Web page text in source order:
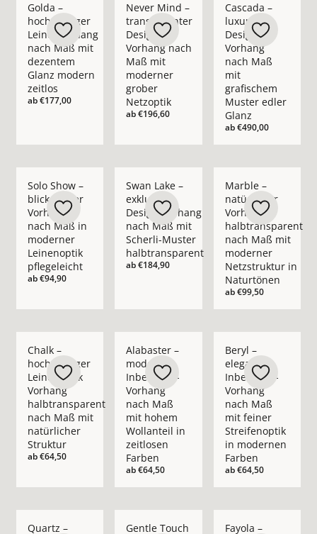
Golda –
hochwertiger
Leinenvorhang
nach Maß mit
dezentem
Glanz modern
zeitlos
ab€177,00
Never Mind –
transparenter
Design-
Vorhang nach
Maß mit
moderner
grober
Netzoptik
ab€196,60
Cascada –
luxuriöser
Design-
Vorhang
nach Maß
mit
grafischem
Muster edler
Glanz
ab€490,00
Solo Show –
blickdichter
Vorhang
nach Maß in
moderner
Leinenoptik
pflegeleicht
ab€94,90
Swan Lake –
exklusiver
Design-Vorhang
nach Maß mit
Scherli-Muster
halbtransparent
ab€184,90
Marble –
natürlicher
Vorhang
halbtransparent
nach Maß mit
moderner
Netzstruktur in
Naturtönen
ab€99,50
Chalk –
hochwertiger
Leinenoptik
Vorhang
halbtransparent
nach Maß mit
natürlicher
Struktur
ab€64,50
Alabaster –
moderner
Inbetween-
Vorhang
nach Maß
mit hohem
Wollanteil in
zeitlosen
Farben
ab€64,50
Beryl –
eleganter
Inbetween-
Vorhang
nach Maß
mit feiner
Streifenoptik
in modernen
Farben
ab€64,50
Quartz – Gentle Touch Fayola –